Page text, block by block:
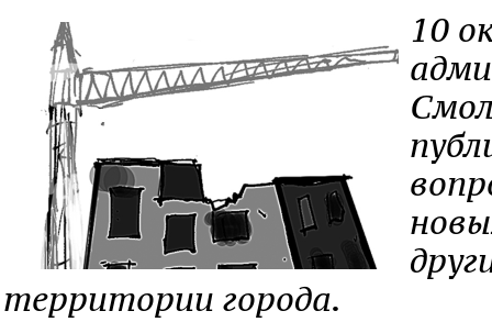
10
территории города.